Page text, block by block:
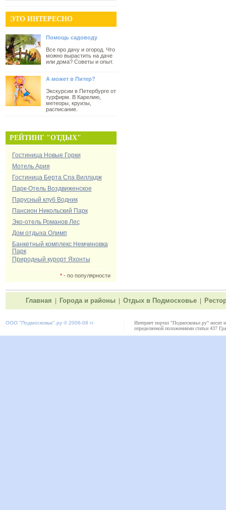
ЭТО ИНТЕРЕСНО
Помощь садоводу
Все про дачу и огород. Что
можно вырастить на даче
или дома? Советы и опыт.
А может в Питер?
Экскурсии в Петербурге от
турфирм. В Карелию,
метеоры, круизы,
расписание.
РЕЙТИНГ "ОТДЫХ"
Гостиница Новые Горки
Мотель Ария
Гостиница Берта Спа Вилладж
Парк-Отель Воздвиженское
Парусный клуб Водник
Пансион Никольский Парк
Эко-отель Романов Лес
Дом отдыха Олимп
Банкетный комплекс Немчиновка
Парк
Природный курорт Яхонты
*- по популярности
Главная Города и районы Отдых в Подмосковье
ООО "Подмосковье" .ру © 2006-08 гг.
Интернет портал "Подмосковье.ру" носит
определяемой положениями статьи 437